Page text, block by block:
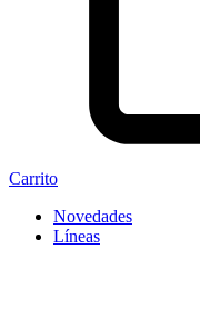
Carrito
Novedades
Líneas